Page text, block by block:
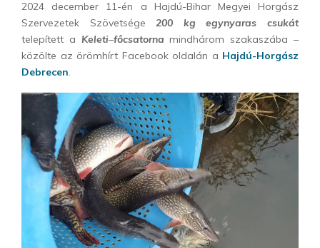
2024 december 11-én a Hajdú-Bihar Megyei Horgász
Szervezetek Szövetsége200 kg egynyaras csukát
telepített a Keleti–főcsatorna mindhárom szakaszába –
közölte az örömhírt Facebook oldalán a Hajdú-Horgász
Debrecen.